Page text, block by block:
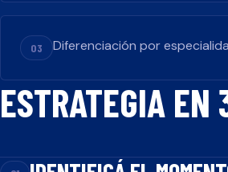
03 Diferenciación por
ESTRATEGIA EN